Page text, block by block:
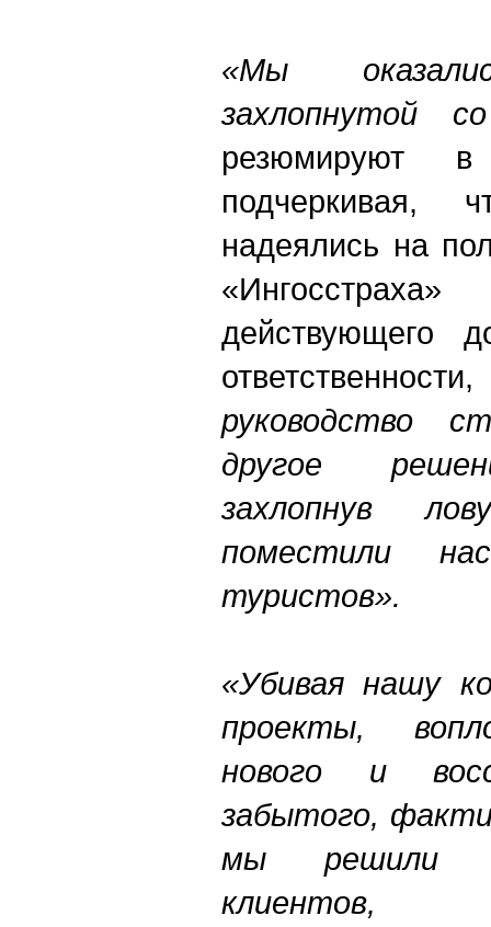
«Мы
захлопнутой
резюмируют
подчеркивая,
надеялись на
действующего
руководство
другое
захлопнув
поместили
туристов».
«Убивая нашу
проекты,
нового и
забытого,
мы решили
клиентов,